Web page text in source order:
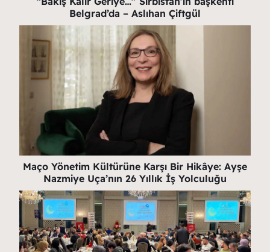
Belgrad’da – Aslıhan Çiftgül
Maço Yönetim Kültürüne Karşı Bir Hikâye: Ayşe
Nazmiye Uça’nın 26 Yıllık İş Yolculuğu